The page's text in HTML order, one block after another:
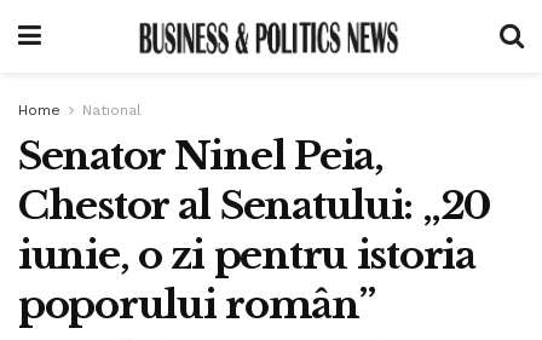
Home National
Senator Ninel Peia,
Chestor al Senatului: „20
iunie, o zi pentru istoria
poporului român”